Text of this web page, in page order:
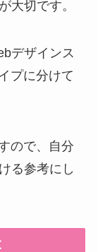
大切です。
デザインス
プに分けて
ので、自分
る参考にし